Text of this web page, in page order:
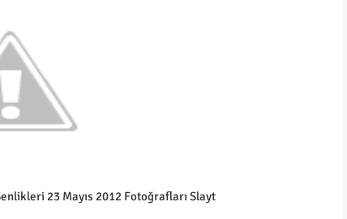
23 Mayıs 2012 Fotoğrafları Slayt